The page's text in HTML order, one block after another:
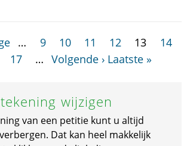
… 9 10 11 12 13
14
17 … Volgende › Laatste »
wijzigen
van een petitie kunt u altijd
Dat kan heel makkelijk